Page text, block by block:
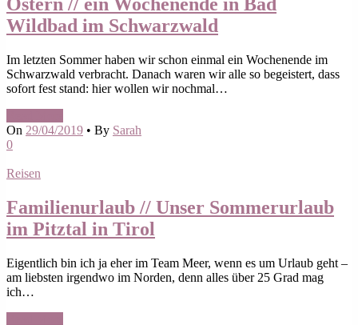
Ostern // ein Wochenende in Bad
Wildbad im Schwarzwald
Im letzten Sommer haben wir schon einmal ein Wochenende im
Schwarzwald verbracht. Danach waren wir alle so begeistert, dass
sofort fest stand: hier wollen wir nochmal…
On 29/04/2019 • By Sarah
0
Reisen
Familienurlaub // Unser Sommerurlaub
im Pitztal in Tirol
Eigentlich bin ich ja eher im Team Meer, wenn es um Urlaub geht –
am liebsten irgendwo im Norden, denn alles über 25 Grad mag
ich…